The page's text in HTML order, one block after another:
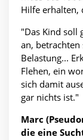
Hilfe erhalten,
"Das Kind soll
an, betrachten
Belastung...
Flehen, ein
sich damit
gar nichts ist."
Marc
die eine